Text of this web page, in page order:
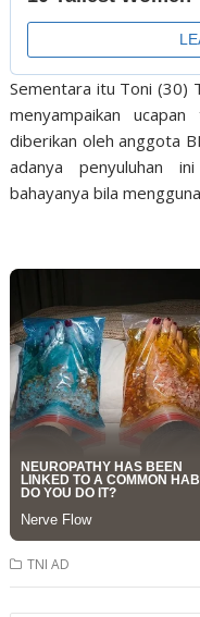
Sementara itu Toni (30)
menyampaikan
diberikan oleh anggota
adanya penyuluhan
bahayanya bila
TNI AD